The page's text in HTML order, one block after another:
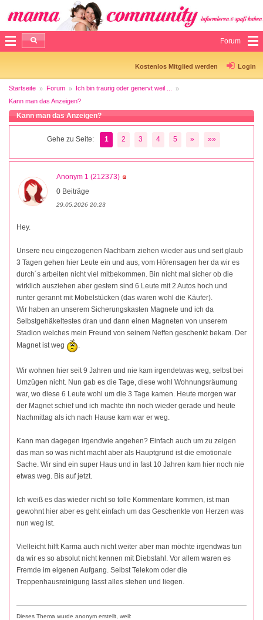
Forum
Kostenlos Mitglied werden Login
Startseite Forum
Ich bin traurig oder genervt weil ...
Kann man das Anzeigen?
Kann man das Anzeigen?
Gehe zu Seite: 1 2 3 4 5 » »»
Anonym 1 (212373)
0 Beiträge
29.05.2026 20:23
Hey.
Unsere neu eingezogenen Nachbarn ziehen wieder aus und seit glaub
3 Tagen gehen hier Leute ein und aus, vom Hörensagen her da wir es
durch´s arbeiten nicht viel mitbekommen. Bin nicht mal sicher ob die
wirklich ausziehen aber gestern sind 6 Leute mit 2 Autos hoch und
runter gerannt mit Möbelstücken (das waren wohl die Käufer).
Wir haben an unserem Sicherungskasten Magnete und ich da
Selbstgehäkeltestes dran und dann einen Magneten von unserem
Stadion welches mein Freund von seinem Neffen geschenkt bekam. Der
Magnet ist weg
Wir wohnen hier seit 9 Jahren und nie kam irgendetwas weg, selbst bei
Umzügen nicht. Nun gab es die Tage, diese wohl Wohnungsräumung
war, wo diese 6 Leute wohl um die 3 Tage kamen. Heute morgen war
der Magnet schief und ich machte ihn noch wieder gerade und heute
Nachmittag als ich nach Hause kam war er weg.
Kann man dagegen irgendwie angehen? Einfach auch um zu zeigen
das man so was nicht macht aber als Hauptgrund ist die emotionale
Sache. Wir sind ein super Haus und in fast 10 Jahren kam hier noch nie
etwas weg. Bis auf jetzt.
Ich weiß es das wieder nicht so tolle Kommentare kommen, ist man
gewohnt hier aber es geht einfach um das Geschenkte von Herzen was
nun weg ist.
Vielleicht hilft Karma auch nicht weiter aber man möchte irgendwas tun
da wir es so absolut nicht kennen mit Diebstahl. Vor allem waren es
Fremde im eigenen Aufgang. Selbst Telekom oder die
Treppenhausreinigung lässt alles stehen und liegen.
Dieses Thema wurde anonym erstellt, weil: